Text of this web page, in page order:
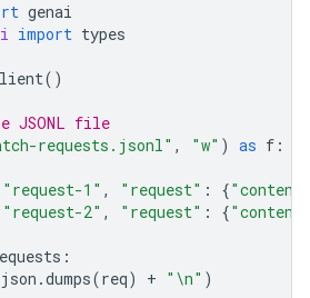
genai
import types
()
JSONL file
requests.jsonl" , "w" ) as f :
"request-1" , "request" : {
"request-2" , "request" : {
:
json .dumps(req) + " \n" )